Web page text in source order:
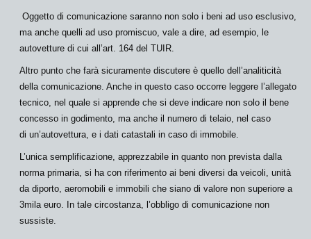
Oggetto di comunicazione saranno non solo i beni ad uso esclusivo,
ma anche quelli ad uso promiscuo , vale a dire, ad esempio, le
autovetture di cui all’art. 164 del TUIR.
Altro punto che farà sicuramente discutere è quello dell’analiticità
della comunicazione . Anche in questo caso occorre leggere l’allegato
tecnico, nel quale si apprende che si deve indicare non solo il bene
concesso in godimento, ma anche il numero di telaio , nel caso
di un’autovettura, e i dati catastali in caso di immobile.
L’unica semplificazione, apprezzabile in quanto non prevista dalla
norma primaria, si ha con riferimento ai beni diversi da veicoli, unità
da diporto, aeromobili e immobili che siano di valore non superiore a
3mila euro . In tale circostanza, l’obbligo di comunicazione non
sussiste